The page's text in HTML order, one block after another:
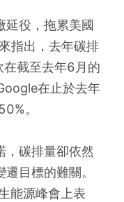
延役，拖累美國
指出，去年碳排
截至去年6月的
在止於去年
。
，碳排量卻依然
目標的難關。
能源峰會上表